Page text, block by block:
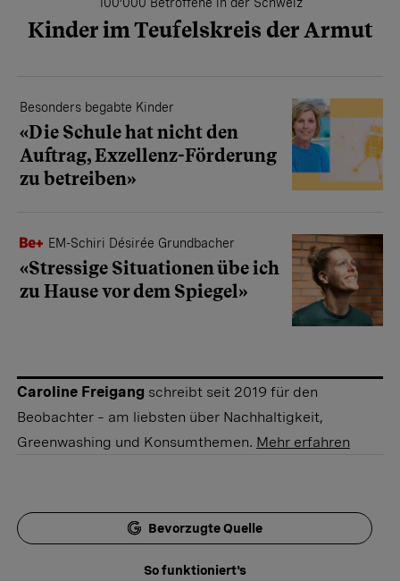
100’000 Betroffene in der Schweiz
Kinder im Teufelskreis der Armut
Besonders begabte Kinder
«Die Schule hat nicht den
Auftrag, Exzellenz-Förderung
zu betreiben»
EM-Schiri Désirée Grundbacher
«Stressige Situationen übe ich
zu Hause vor dem Spiegel»
Caroline Freigang schreibt seit 2019 für den
Beobachter – am liebsten über Nachhaltigkeit,
Greenwashing und Konsumthemen. Mehr erfahren
Bevorzugte Quelle
So funktioniert's